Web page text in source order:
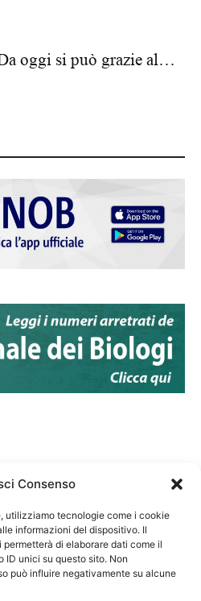
Consenso
utilizziamo tecnologie come i cookie
informazioni del dispositivo. Il
di elaborare dati come il
ID unici su questo sito. Non
può influire negativamente su alcune
oggi si può grazie al…
Degli Ordini dei Biologi:
80069130583
www.fnob.it: Vincenzo